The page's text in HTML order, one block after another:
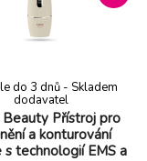
vaší pleti, zatímco
časovač a
Beauty Přístroj pro
a konturování
s technologií EMS a
do 3 dnů - Skladem
dodavatel